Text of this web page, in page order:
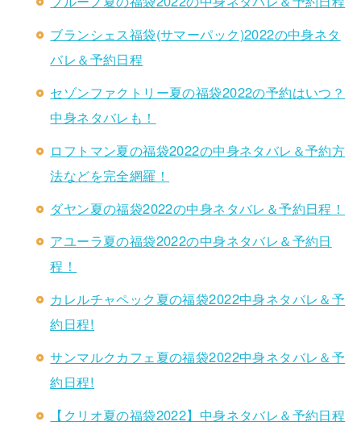
ブランシェス福袋(サマーパック)2022の中身ネタ
バレ＆予約日程
セゾンファクトリー夏の福袋2022の予約はいつ？
中身ネタバレも！
ロフトマン夏の福袋2022の中身ネタバレ＆予約方
法などを完全網羅！
ダヤン夏の福袋2022の中身ネタバレ＆予約日程！
アユーラ夏の福袋2022の中身ネタバレ＆予約日
程！
カレルチャペック夏の福袋2022中身ネタバレ＆予
約日程!
サンマルクカフェ夏の福袋2022中身ネタバレ＆予
約日程!
【クリオ夏の福袋2022】中身ネタバレ＆予約日程